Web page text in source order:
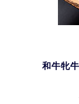
和牛牝